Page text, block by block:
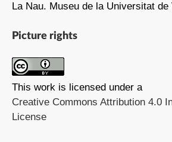
La Nau. Museu de la Universitat de
Picture rights
This work is licensed under a
Creative Commons Attribution 4.0
License